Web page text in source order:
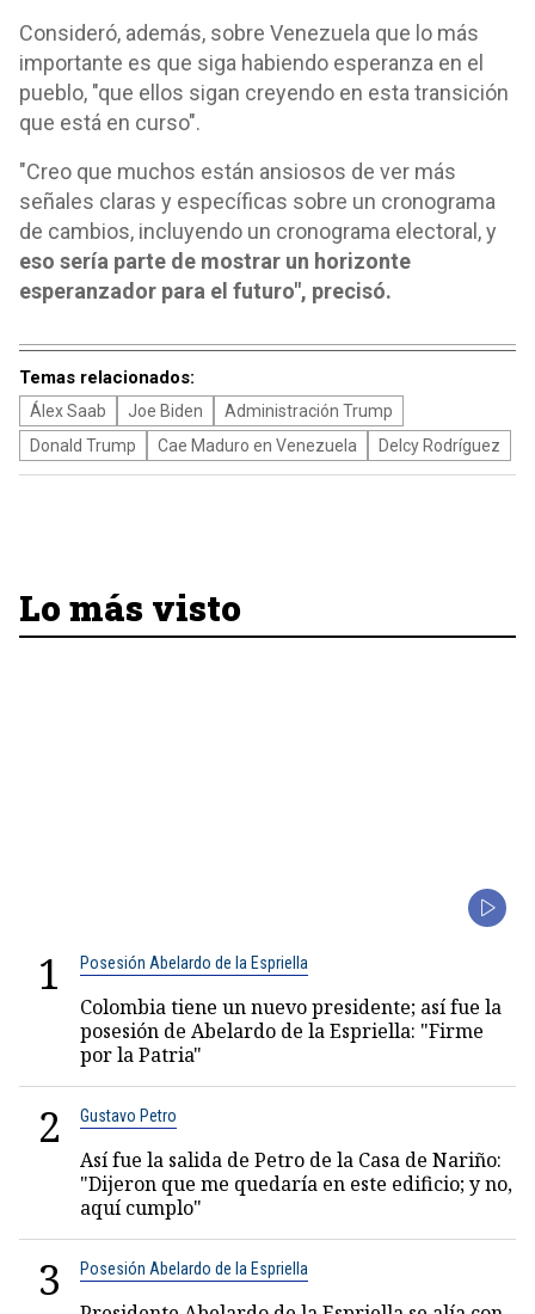
Consideró, además, sobre Venezuela que lo más
importante es que siga habiendo esperanza en el
pueblo, "que ellos sigan creyendo en esta transición
que está en curso".
"Creo que muchos están ansiosos de ver más
señales claras y específicas sobre un cronograma
de cambios, incluyendo un cronograma electoral, y
eso sería parte de mostrar un horizonte
esperanzador para el futuro", precisó.
Temas relacionados:
Álex Saab Joe Biden
Administración Trump
Donald Trump
Cae Maduro en Venezuela Delcy Rodríguez
Lo más visto
1 Posesión Abelardo de la Espriella
Colombia tiene un nuevo presidente; así fue la
posesión de Abelardo de la Espriella: "Firme
por la Patria"
2 Gustavo Petro
Así fue la salida de Petro de la Casa de Nariño:
"Dijeron que me quedaría en este edificio; y no,
aquí cumplo"
3 Posesión Abelardo de la Espriella